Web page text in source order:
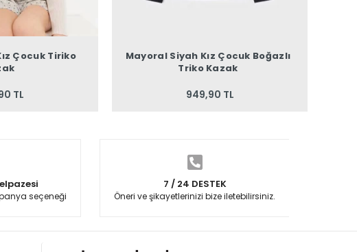
Çocuk Tiriko
TL
Mayoral Siyah Kız Çocuk Boğazlı
Triko Kazak
949,90 TL
seçeneği
7 / 24 DESTEK
Öneri ve şikayetlerinizi bize iletebilirsiniz.